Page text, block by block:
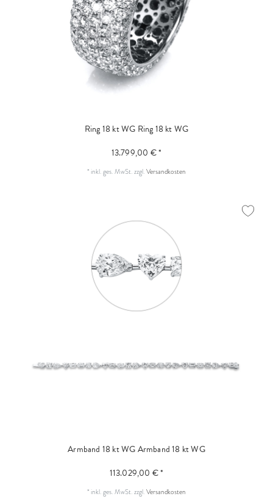
Ring 18 kt WG Ring 18 kt WG
13.799,00 € *
* inkl. ges. MwSt.zzgl.Versandkosten
Armband 18 kt WGArmband 18 kt WG
113.029,00 € *
* inkl. ges. MwSt.zzgl.Versandkosten